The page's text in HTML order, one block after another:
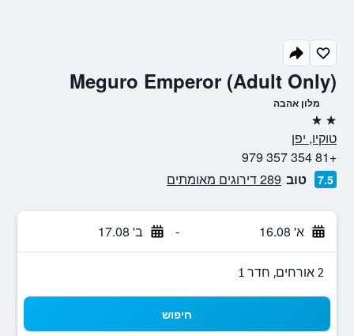
Meguro Emperor (Adult Only)
מלון אהבה
2 כוכבים
טוקיו, יפן
+81 354 357 979
7.5 טוב 289 דירוגים מאומתים
א' 16.08 - ב' 17.08
2 אורחים, חדר 1
חיפוש